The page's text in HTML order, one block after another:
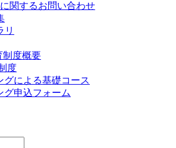
関するお問い合わせ
リ
制度概要
度
グによる基礎コース
グ申込フォーム